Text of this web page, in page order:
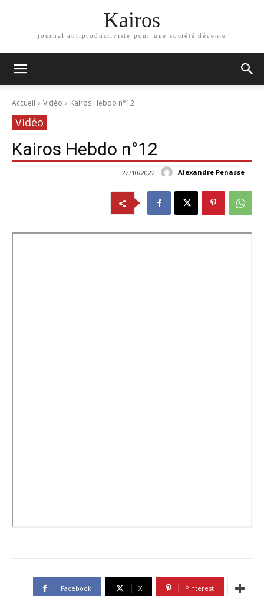
Kairos
journal antiproductiviste pour une société décente
Accueil Vidéo Kairos Hebdo n°12
Vidéo
Kairos Hebdo n°12
Alexandre Penasse
22/10/2022
Facebook X Pinterest